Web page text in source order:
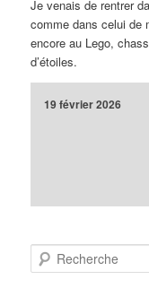
Je venais de rentrer
comme dans celui de
encore au Lego,
d’étoiles.
19 février 2026
e